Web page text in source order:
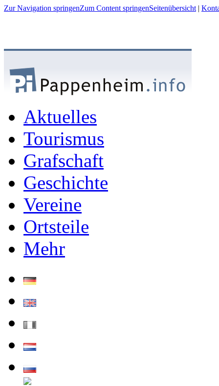
Zur Navigation springenZum Content springenSeitenübersicht |
Aktuelles
Tourismus
Grafschaft
Geschichte
Vereine
Ortsteile
Mehr